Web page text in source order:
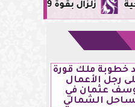
المتوسط
خطوبة ملك قورة
رجل الأعمال
عثمان في
الشمالي